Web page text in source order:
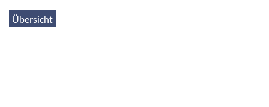
Übersicht